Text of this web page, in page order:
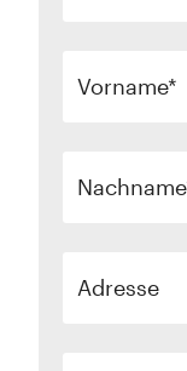
Vorname
Nachname
Adresse